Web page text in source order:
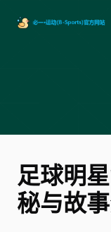
足球明
秘与故